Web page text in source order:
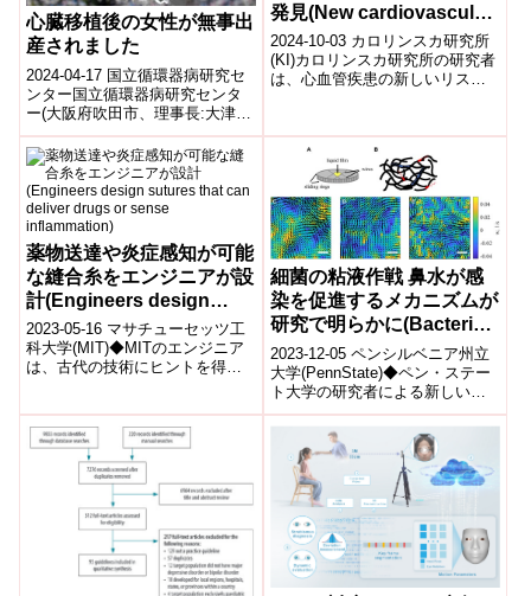
心臓移植後の女性が無事出
産されました
2024-04-17 国立循環器病研究セ
ンター国立循環器病研究センタ
ー(大阪府吹田市、理事長:大津欣
也、略称:国循)循環器病周産期セ
ンターで3月、心臓移植後の女...
発見(New cardiovascular
disease risk marker
discovered in older
women)
2024-10-03 カロリンスカ研究所
(KI)カロリンスカ研究所の研究者
は、心血管疾患の新しいリスク
性...
薬物送達や炎症感知が可能
な縫合糸をエンジニアが設
計(Engineers design
sutures that can deliver
drugs or sense
inflammation)
2023-05-16 マサチューセッツ工
科大学(MIT)◆MITのエンジニア
は、古代の技術にヒントを得
な...
細菌の粘液作戦 鼻水が感
染を促進するメカニズムが
研究で明らかに(Bacteria’s
mucus maneuvers:
Study reveals how snot
facilitates infection)
2023-12-05 ペンシルベニア州立
大学(PennState)◆ペン・ステー
ト大学の研究者による新しい研
究によれば、風邪やインフルエ
ンザの季節に増加する粘液...